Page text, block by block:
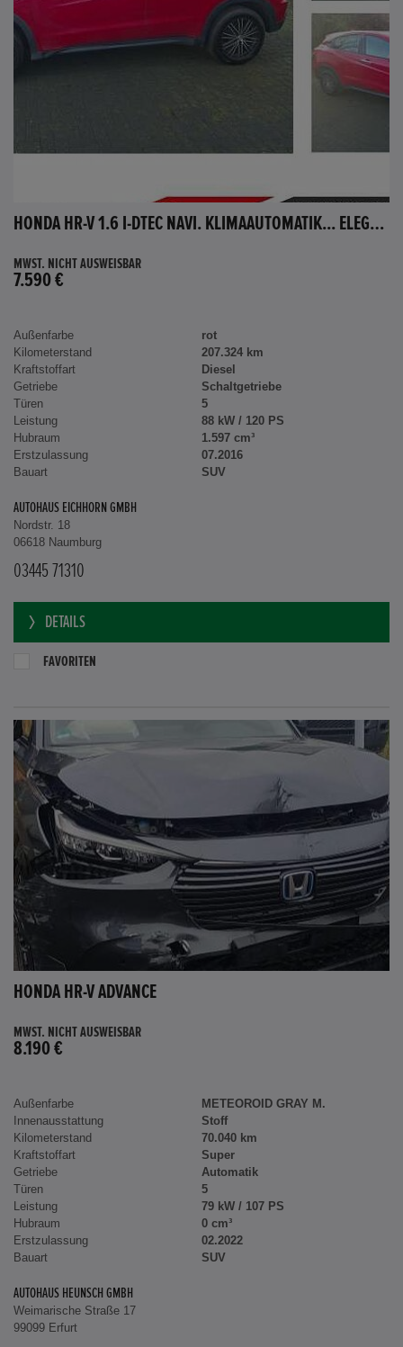
HONDA HR-V 1.6 I-DTEC NAVI. KLIMAAUTOMATIK... ELEGANCE
MWST. NICHT AUSWEISBAR
7.590 €
Außenfarbe
rot
Kilometerstand
207.324 km
Kraftstoffart
Diesel
Getriebe
Schaltgetriebe
Türen
5
Leistung
88 kW / 120 PS
Hubraum
1.597 cm³
Erstzulassung
07.2016
Bauart
SUV
AUTOHAUS EICHHORN GMBH
Nordstr. 18
06618 Naumburg
03445 71310
DETAILS
FAVORITEN
HONDA HR-V ADVANCE
MWST. NICHT AUSWEISBAR
8.190 €
Außenfarbe
METEOROID GRAY M.
Innenausstattung
Stoff
Kilometerstand
70.040 km
Kraftstoffart
Super
Getriebe
Automatik
Türen
5
Leistung
79 kW / 107 PS
Hubraum
0 cm³
Erstzulassung
02.2022
Bauart
SUV
AUTOHAUS HEUNSCH GMBH
Weimarische Straße 17
99099 Erfurt